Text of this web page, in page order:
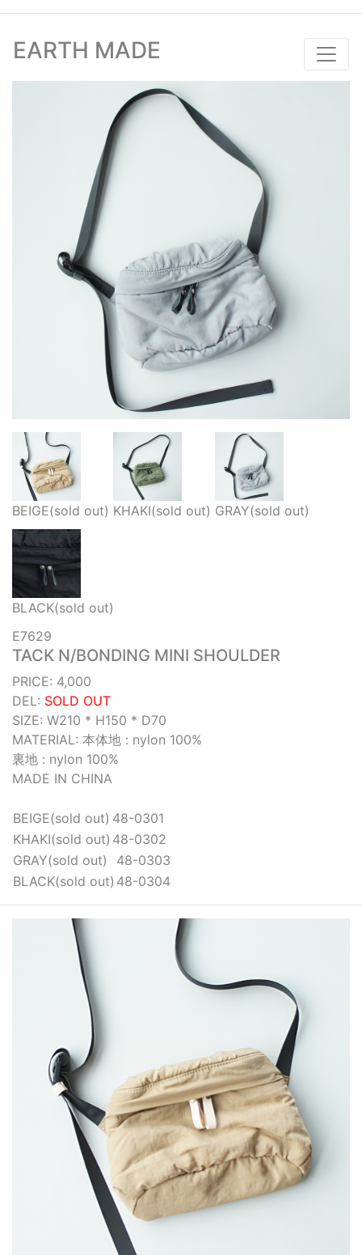
EARTH MADE
BEIGE(sold out) KHAKI(sold out) GRAY(sold out)
BLACK(sold out)
E7629
TACK N/BONDING MINI SHOULDER
PRICE: 4,000
DEL: SOLD OUT
SIZE: W210 * H150 * D70
MATERIAL: 本体地 : nylon 100%
裏地 : nylon 100%
MADE IN CHINA
BEIGE(sold out) 48-0301
KHAKI(sold out) 48-0302
GRAY(sold out)
48-0303
BLACK(sold out) 48-0304